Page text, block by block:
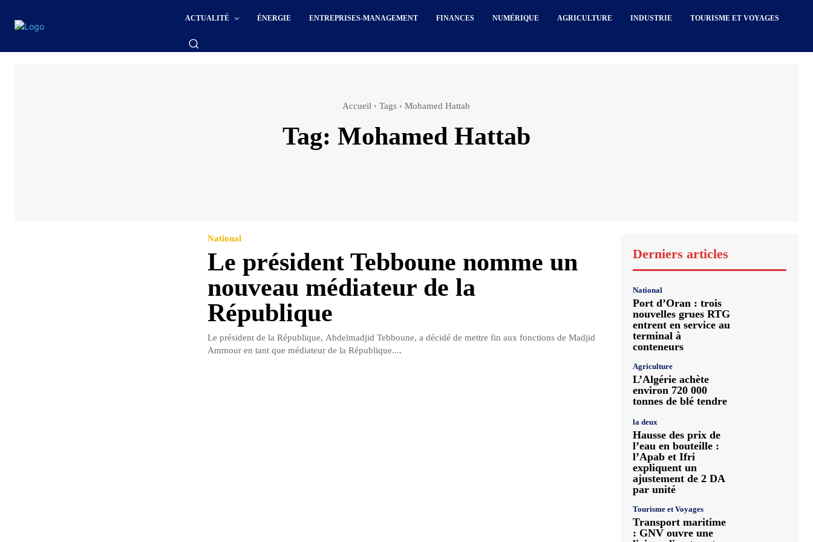
ACTUALITÉ ÉNERGIE ENTREPRISES-MANAGEMENT FINANCES NUMÉRIQUE AGRICULTURE INDUSTRIE TOURISME ET VOYAGES
Accueil Tags Mohamed Hattab
Tag: Mohamed Hattab
National
Le président Tebboune nomme un
nouveau médiateur de la
République
Le président de la République, Abdelmadjid Tebboune, a décidé de mettre fin aux fonctions de Madjid
Ammour en tant que médiateur de la République....
Derniers articles
National
Port d’Oran : trois
nouvelles grues RTG
entrent en service au
terminal à
conteneurs
Agriculture
L’Algérie achète
environ 720 000
tonnes de blé tendre
la deux
Hausse des prix de
l’eau en bouteille :
l’Apab et Ifri
expliquent un
ajustement de 2 DA
par unité
Tourisme et Voyages
Transport maritime
: GNV ouvre une